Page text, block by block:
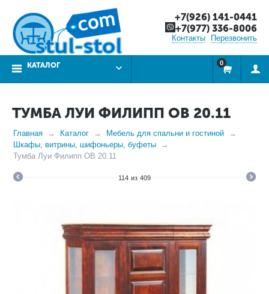
+7(926) 141-0441
+7(977) 336-8006
Контакты Перезвонить
КАТАЛОГ 0
ТУМБА ЛУИ ФИЛИПП ОВ 20.11
Главная Каталог
Мебель для спальни и гостиной
Шкафы, витрины, шифоньеры, буфеты
Тумба Луи Филипп ОВ 20.11
114 из 409